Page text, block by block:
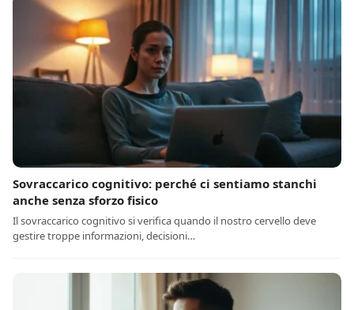
Sovraccarico cognitivo: perché ci sentiamo stanchi
anche senza sforzo fisico
Il sovraccarico cognitivo si verifica quando il nostro cervello deve
gestire troppe informazioni, decisioni…